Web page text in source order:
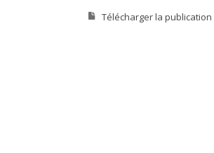
Télécharger la publication